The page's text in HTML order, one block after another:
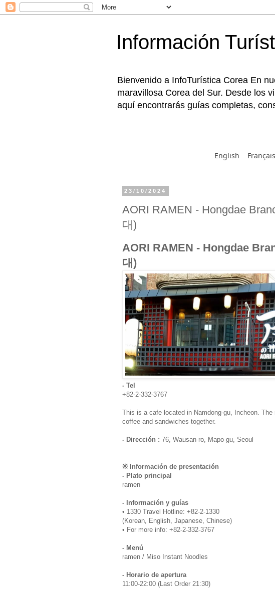
Información
Bienvenido a InfoTurística Corea En
maravillosa Corea del Sur. Desde los
aquí encontrarás guías completas,
English
Français
23/10/2024
AORI RAMEN - Hongdae
대)
AORI RAMEN - Hongdae
대)
- Tel
+82-2-332-3767
This is a cafe located in Namdong-gu, Incheon.
coffee and sandwiches together.
- Dirección : 76, Wausan-ro, Mapo-gu, Seoul
※ Información de presentación
- Plato principal
ramen
- Información y guías
• 1330 Travel Hotline: +82-2-1330
(Korean, English, Japanese, Chinese)
• For more info: +82-2-332-3767
- Menú
ramen / Miso Instant Noodles
- Horario de apertura
11:00-22:00 (Last Order 21:30)